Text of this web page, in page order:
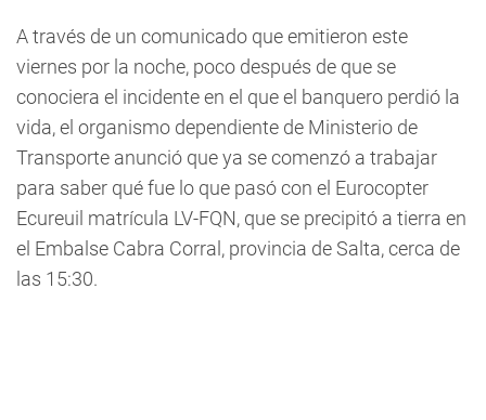
A través de un comunicado que emitieron este
viernes por la noche, poco después de que se
conociera el incidente en el que el banquero perdió la
vida, el organismo dependiente de Ministerio de
Transporte anunció que ya se comenzó a trabajar
para saber qué fue lo que pasó con el Eurocopter
Ecureuil matrícula LV-FQN, que se precipitó a tierra en
el Embalse Cabra Corral, provincia de Salta, cerca de
las 15:30.